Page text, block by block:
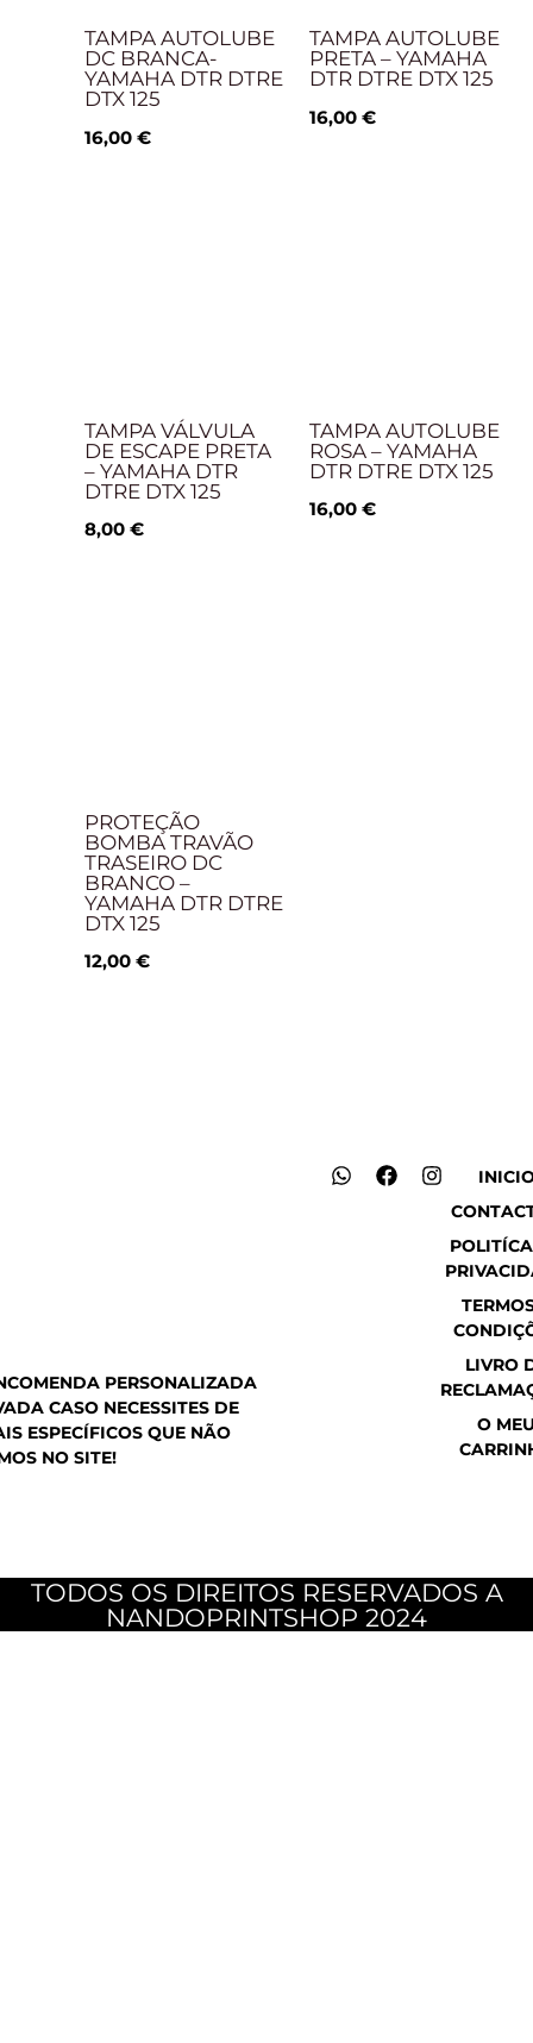
TAMPA AUTOLUBE
DC BRANCA-
YAMAHA DTR DTRE
DTX 125
16,00 €
TAMPA AUTOLUBE
PRETA – YAMAHA
DTR DTRE DTX 125
16,00 €
TAMPA VÁLVULA
DE ESCAPE PRETA
– YAMAHA DTR
DTRE DTX 125
8,00 €
TAMPA AUTOLUBE
ROSA – YAMAHA
DTR DTRE DTX 125
16,00 €
PROTEÇÃO
BOMBA TRAVÃO
TRASEIRO DC
BRANCO –
YAMAHA DTR DTRE
DTX 125
12,00 €
PERSONALIZADA
CASO NECESSITES DE
ESPECÍFICOS QUE NÃO
NO SITE!
LIVRO
O
W
F
I
TODOS OS DIREITOS RESERVADOS A
NANDOPRINTSHOP 2024